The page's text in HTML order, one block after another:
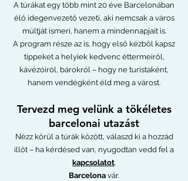
A túrákat egy több mint 20 éve Barcelonában
élő idegenvezető vezeti, aki nemcsak a város
múltját ismeri, hanem a mindennapjait is.
A program része az is, hogy első kézből kapsz
tippeket a helyiek kedvenc éttermeiről,
kávézóiról, bárokról – hogy ne turistaként,
hanem vendégként éld meg a várost.
Tervezd meg velünk a tökéletes
barcelonai utazást
Nézz körül a túrák között, válaszd ki a hozzád
illőt – ha kérdésed van, nyugodtan vedd fel a
kapcsolatot.
Barcelona vár.